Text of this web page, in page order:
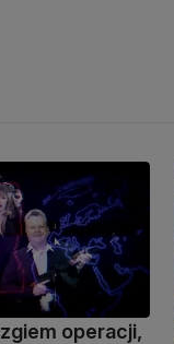
operacji,